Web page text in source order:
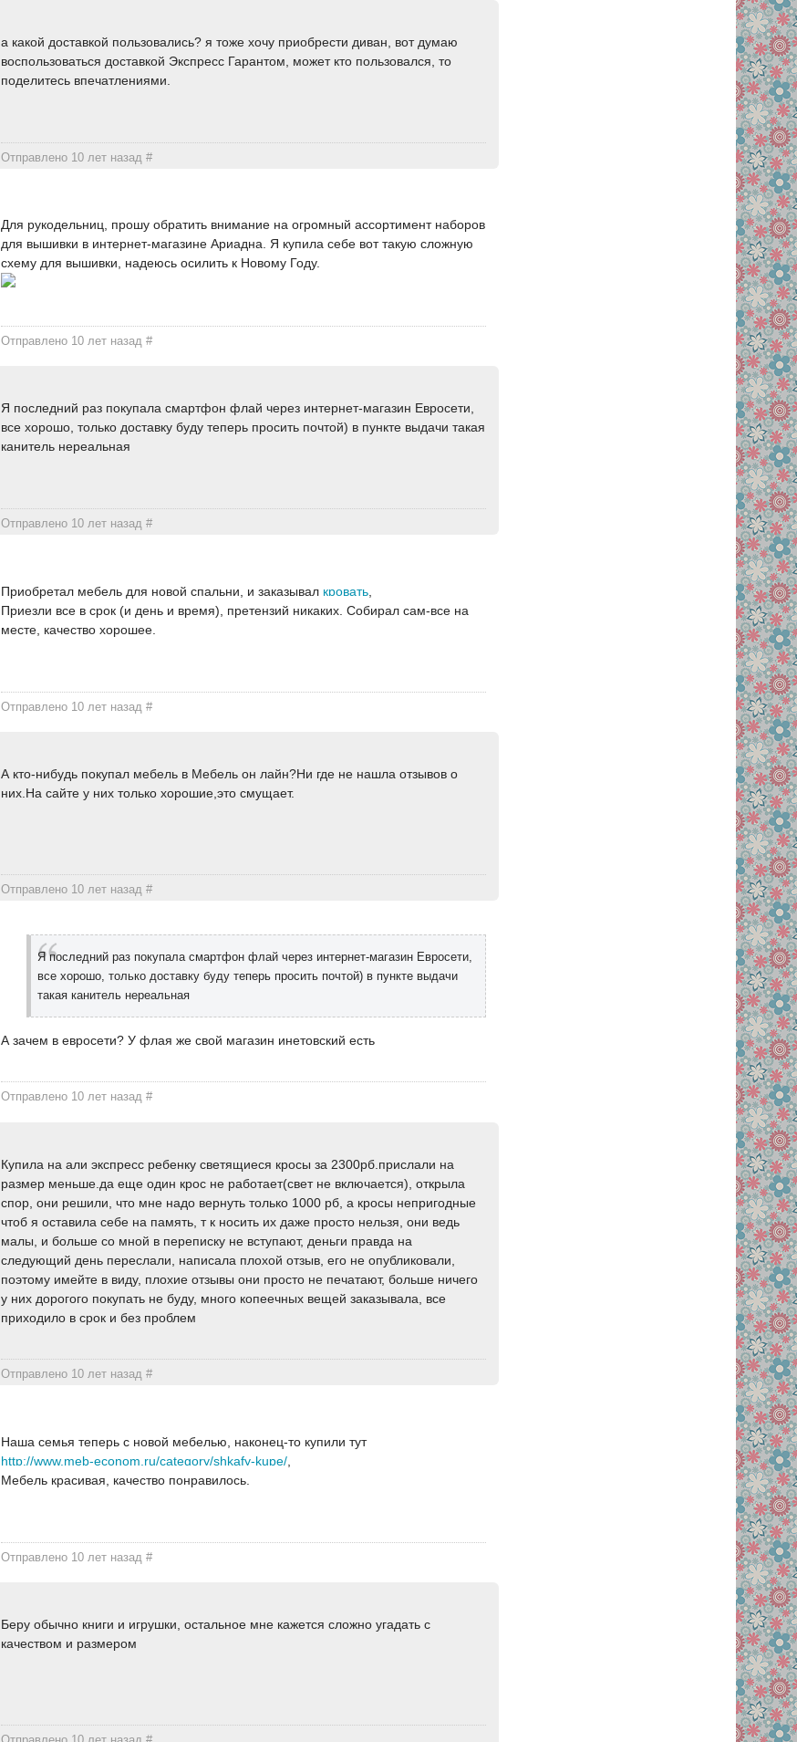
а какой доставкой пользовались? я тоже хочу приобрести диван, вот думаю
воспользоваться доставкой Экспресс Гарантом, может кто пользовался, то
поделитесь впечатлениями.
Отправлено 10 лет назад#
Для рукодельниц, прошу обратить внимание на огромный ассортимент наборов
для вышивки в интернет-магазине Ариадна. Я купила себе вот такую сложную
схему для вышивки, надеюсь осилить к Новому Году.
Отправлено 10 лет назад#
Я последний раз покупала смартфон флай через интернет-магазин Евросети,
все хорошо, только доставку буду теперь просить почтой) в пункте выдачи такая
канитель нереальная
Отправлено 10 лет назад#
Приобретал мебель для новой спальни, и заказывал кровать
Приезли все в срок (и день и время), претензий никаких. Собирал сам-все на
месте, качество хорошее.
Отправлено 10 лет назад#
А кто-нибудь покупал мебель в Мебель он лайн?Ни где не нашла отзывов о
них.На сайте у них только хорошие,это смущает.
Отправлено 10 лет назад#
Я последний раз покупала смартфон флай через интернет-магазин Евросети,
все хорошо, только доставку буду теперь просить почтой) в пункте выдачи
такая канитель нереальная
А зачем в евросети? У флая же свой магазин инетовский есть
Отправлено 10 лет назад#
Купила на али экспресс ребенку светящиеся кросы за 2300рб.прислали на
размер меньше.да еще один крос не работает(свет не включается), открыла
спор, они решили, что мне надо вернуть только 1000 рб, а кросы непригодные
чтоб я оставила себе на память, т к носить их даже просто нельзя, они ведь
малы, и больше со мной в переписку не вступают, деньги правда на
следующий день переслали, написала плохой отзыв, его не опубликовали,
поэтому имейте в виду, плохие отзывы они просто не печатают, больше ничего
у них дорогого покупать не буду, много копеечных вещей заказывала, все
приходило в срок и без проблем
Отправлено 10 лет назад#
Наша семья теперь с новой мебелью, наконец-то купили тут
http://www.meb-econom.ru/category/shkafy-kupe/
Мебель красивая, качество понравилось.
Отправлено 10 лет назад#
Беру обычно книги и игрушки, остальное мне кажется сложно угадать с
качеством и размером